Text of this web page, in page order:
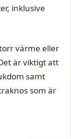
inklusive
värme eller
är viktigt att
samt
som är